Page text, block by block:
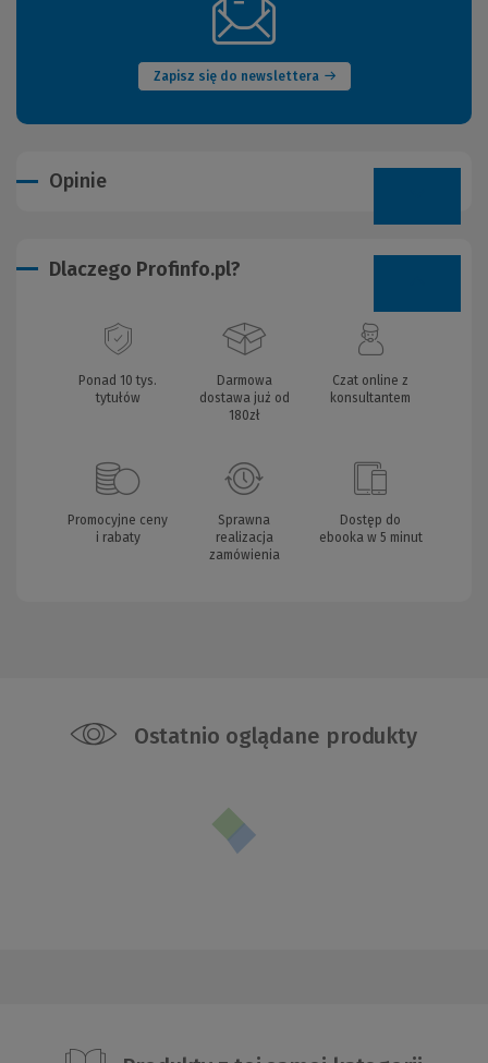
Zapisz się do newslettera
(Nowe
okno)
Opinie
Dlaczego Profinfo.pl?
Ponad 10 tys.
tytułów
Darmowa
dostawa już od
180zł
Czat online z
konsultantem
Promocyjne ceny
i rabaty
Sprawna
realizacja
zamówienia
Dostęp do
ebooka w 5 minut
Ostatnio oglądane produkty